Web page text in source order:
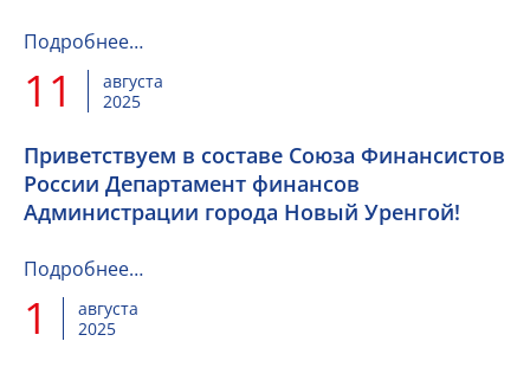
Подробнее…
11
августа
2025
Приветствуем в составе Союза Финансистов
России Департамент финансов
Администрации города Новый Уренгой!
Подробнее…
1
августа
2025